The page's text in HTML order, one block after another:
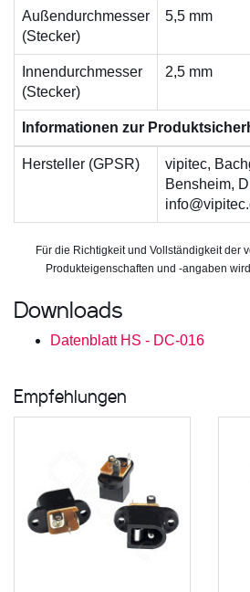
Außendurchmesser
(Stecker)
5,5 mm
Innendurchmesser
(Stecker)
2,5 mm
Informationen zur
Hersteller (GPSR)
vipitec,
Bensheim,
Für die Richtigkeit und Vollständigkeit der
Produkteigenschaften und -angaben
Downloads
Datenblatt HS - DC-016
Empfehlungen